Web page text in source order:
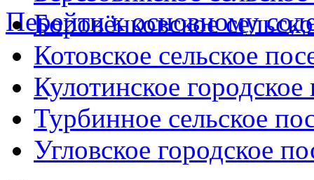
Перейти к основному
Боровёнковское
Котовское сельское
Кулотинское городское
Турбинное сельское
Угловское городское